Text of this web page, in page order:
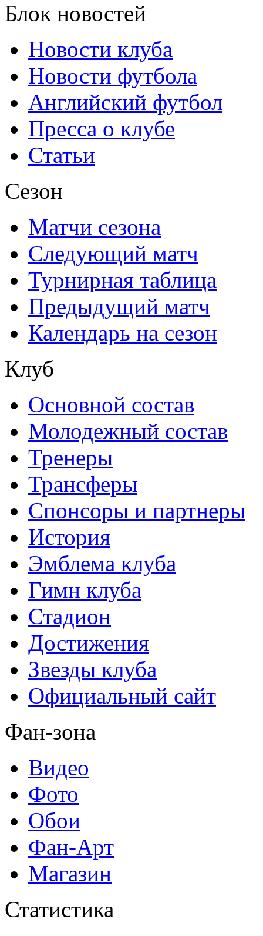
Блок новостей
Новости клуба
Новости футбола
Английский футбол
Пресса о клубе
Статьи
Сезон
Матчи сезона
Следующий матч
Турнирная таблица
Предыдущий матч
Календарь на сезон
Клуб
Основной состав
Молодежный состав
Тренеры
Трансферы
Спонсоры и партнеры
История
Эмблема клуба
Гимн клуба
Стадион
Достижения
Звезды клуба
Официальный сайт
Фан-зона
Видео
Фото
Обои
Фан-Арт
Магазин
Статистика